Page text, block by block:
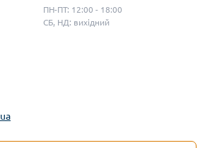
ПН-ПТ: 12:00 - 18:00
СБ, НД: вихідний